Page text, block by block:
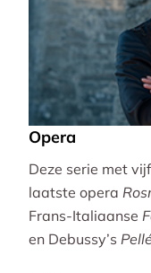
Opera
Deze serie met
laatste opera
Frans-Italiaanse
en Debussy’s